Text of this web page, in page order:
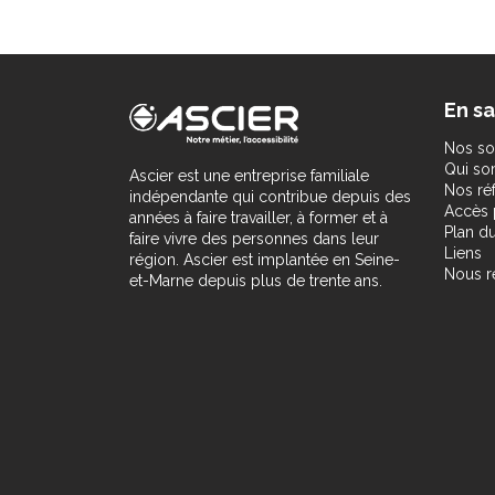
Ascier est une entreprise familiale
indépendante qui contribue depuis des
années à faire travailler, à former et à
faire vivre des personnes dans leur
région. Ascier est implantée en Seine-
et-Marne depuis plus de trente ans.
En
Nos
Qui
Nos
Accès
Plan
Liens
Nous